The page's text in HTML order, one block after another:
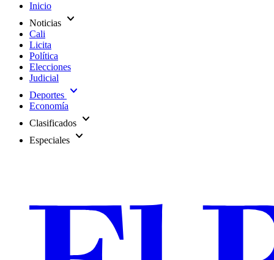
Inicio
Noticias expand_more
Cali
Licita
Política
Elecciones
Judicial
Deportes expand_more
Economía
Clasificados expand_more
Especiales expand_more